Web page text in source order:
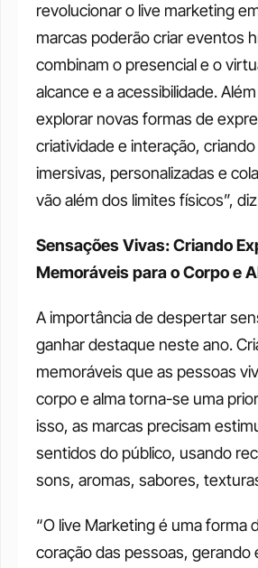
revolucionar o live marketing
marcas poderão criar eventos
combinam o presencial e o
alcance e a acessibilidade.
explorar novas formas de
criatividade e interação,
imersivas, personalizadas e
vão além dos limites físicos”,
Sensações Vivas: Criando
Memoráveis para o Corpo e
A importância de despertar
ganhar destaque neste ano.
memoráveis que as pessoas
corpo e alma torna-se uma
isso, as marcas precisam
sentidos do público, usando
sons, aromas, sabores,
“O live Marketing é uma forma
coração das pessoas, gerando